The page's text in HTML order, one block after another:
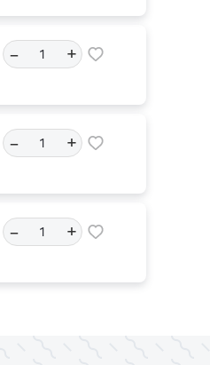
– +
– +
– +